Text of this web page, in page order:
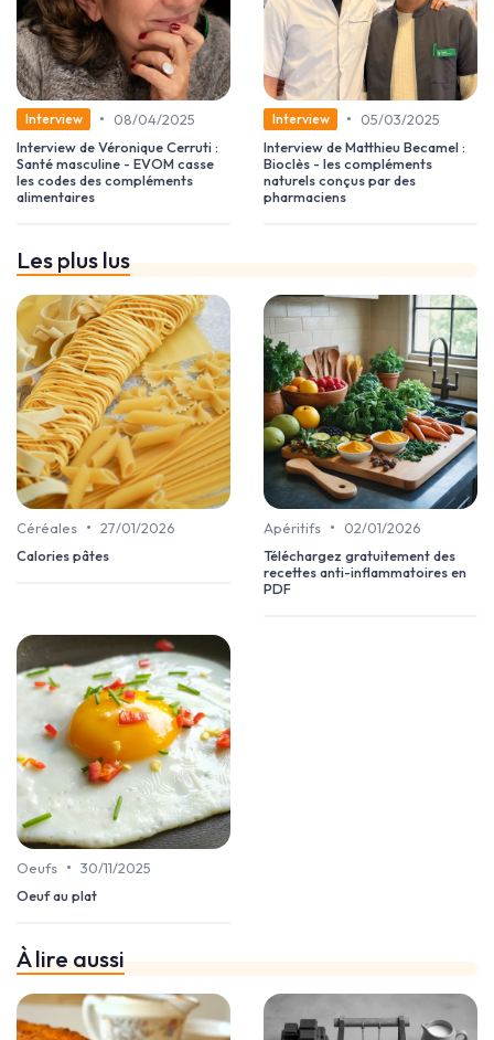
Interview •
08/04/2025
Interview de Véronique Cerruti :
Santé masculine - EVOM casse
les codes des compléments
alimentaires
Interview •
05/03/2025
Interview de Matthieu Becamel :
Bioclès - les compléments
naturels conçus par des
pharmaciens
Les plus lus
Céréales • 27/01/2026
Calories pâtes
Apéritifs •
02/01/2026
Téléchargez gratuitement des
recettes anti-inflammatoires en
PDF
Oeufs • 30/11/2025
Oeuf au plat
À lire aussi